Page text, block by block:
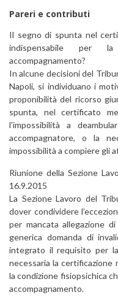
Pareri e contributi
Il segno di spunta nel
indispensabile per
accompagnamento?
In alcune decisioni del
Napoli, si individuano i
proponibilità del ricorso
spunta, nel certificato
l'impossibilità a
accompagnatore, o la
impossibilità a compiere gli
Riunione della Sezione
16.9.2015
La Sezione Lavoro del
dover condividere
per mancata allegazione
generica domanda di
integrato il requisito per la
necessaria la certificazione
la condizione fisiopsichica
accompagnamento.